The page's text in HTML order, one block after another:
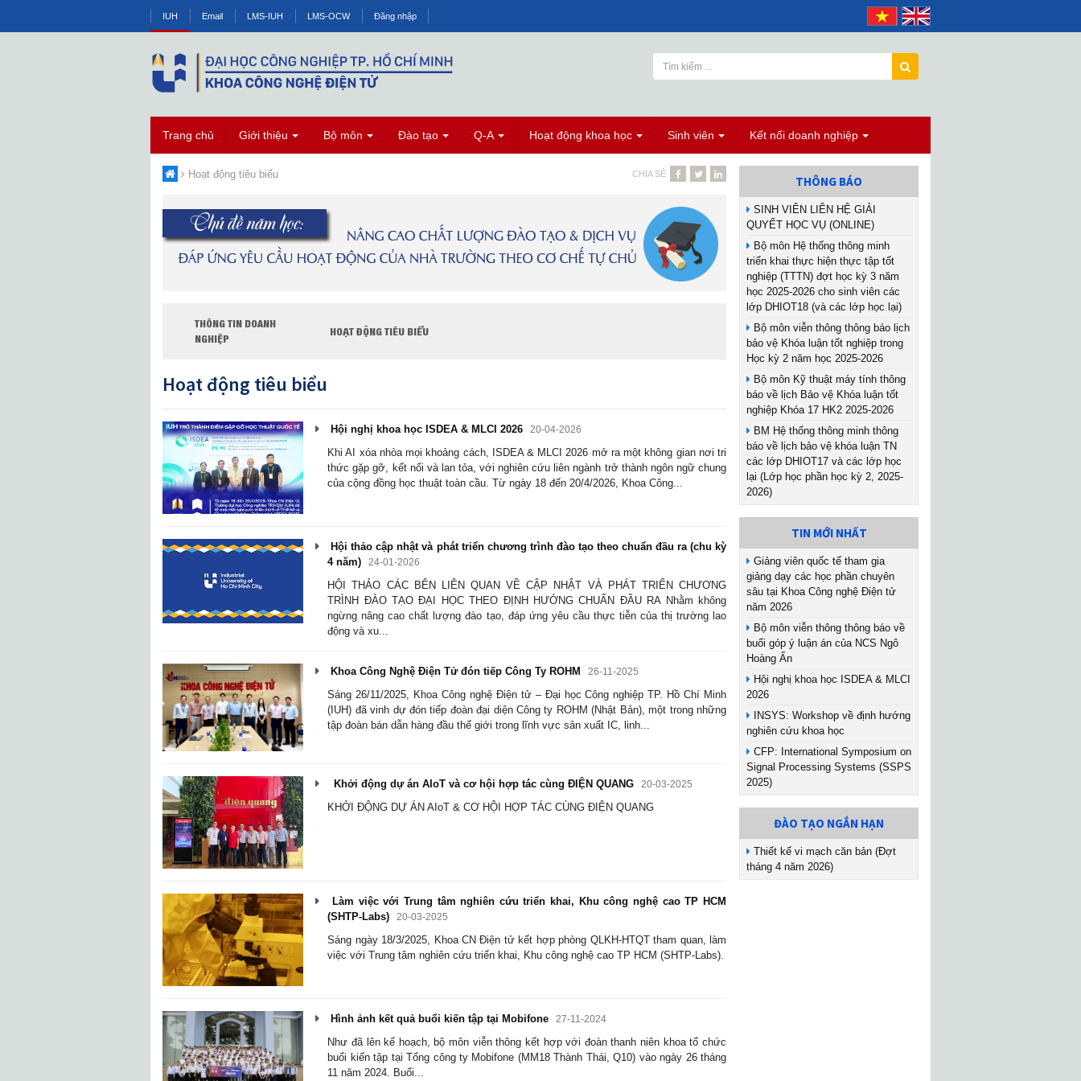
IUH Email LMS-IUH LMS-OCW Đăng nhập
Trang chủ Giới thiệu Bộ môn Đào tạo Q-A Hoạt động khoa học Sinh viên Kết nối doanh nghiệp
Hoạt động tiêu biểu CHIA SẺ
THÔNG TIN DOANH
NGHIỆP
HOẠT ĐỘNG TIÊU BIỂU
Hoạt động tiêu biểu
Hội nghị khoa học ISDEA & MLCI 2026 20-04-2026
Khi AI xóa nhòa mọi khoảng cách, ISDEA & MLCI 2026 mở ra một không gian nơi tri
thức gặp gỡ, kết nối và lan tỏa, với nghiên cứu liên ngành trở thành ngôn ngữ chung
của cộng đồng học thuật toàn cầu. Từ ngày 18 đến 20/4/2026, Khoa Công...
Hội thảo cập nhật và phát triển chương trình đào tạo theo chuẩn đầu ra (chu kỳ
4 năm)
24-01-2026
HỘI THẢO CÁC BÊN LIÊN QUAN VỀ CẬP NHẬT VÀ PHÁT TRIỂN CHƯƠNG
TRÌNH ĐÀO TẠO ĐẠI HỌC THEO ĐỊNH HƯỚNG CHUẨN ĐẦU RA Nhằm không
ngừng nâng cao chất lượng đào tạo, đáp ứng yêu cầu thực tiễn của thị trường lao
động và xu...
Khoa Công Nghệ Điện Tử đón tiếp Công Ty ROHM 26-11-2025
Sáng 26/11/2025, Khoa Công nghệ Điện tử – Đại học Công nghiệp TP. Hồ Chí Minh
(IUH) đã vinh dự đón tiếp đoàn đại diện Công ty ROHM (Nhật Bản), một trong những
tập đoàn bán dẫn hàng đầu thế giới trong lĩnh vực sản xuất IC, linh...
Khởi động dự án AIoT và cơ hội hợp tác cùng ĐIỆN QUANG 20-03-2025
KHỞI ĐỘNG DỰ ÁN AIoT & CƠ HỘI HỢP TÁC CÙNG ĐIỆN QUANG
Làm việc với Trung tâm nghiên cứu triển khai, Khu công nghệ cao TP HCM
(SHTP-Labs)
20-03-2025
Sáng ngày 18/3/2025, Khoa CN Điện tử kết hợp phòng QLKH-HTQT tham quan, làm
việc với Trung tâm nghiên cứu triển khai, Khu công nghệ cao TP HCM (SHTP-Labs).
Hình ảnh kết quả buổi kiến tập tại Mobifone 27-11-2024
Như đã lên kế hoạch, bộ môn viễn thông kết hợp với đoàn thanh niên khoa tổ chức
buổi kiến tập tại Tổng công ty Mobifone (MM18 Thành Thái, Q10) vào ngày 26 tháng
11 năm 2024. Buổi...
THÔNG BÁO
SINH VIÊN LIÊN HỆ GIẢI
QUYẾT HỌC VỤ (ONLINE)
Bộ môn Hệ thống thông minh
triển khai thực hiện thực tập tốt
nghiệp (TTTN) đợt học kỳ 3 năm
học 2025-2026 cho sinh viên các
lớp DHIOT18 (và các lớp học lại)
Bộ môn viễn thông thông báo lịch
bảo vệ Khóa luận tốt nghiệp trong
Học kỳ 2 năm học 2025-2026
Bộ môn Kỹ thuật máy tính thông
báo về lịch Bảo vệ Khóa luận tốt
nghiệp Khóa 17 HK2 2025-2026
BM Hệ thống thông minh thông
báo về lịch bảo vệ khóa luận TN
các lớp DHIOT17 và các lớp học
lại (Lớp học phần học kỳ 2, 2025-
2026)
TIN MỚI NHẤT
Giảng viên quốc tế tham gia
giảng dạy các học phần chuyên
sâu tại Khoa Công nghệ Điện tử
năm 2026
Bộ môn viễn thông thông báo về
buổi góp ý luận án của NCS Ngô
Hoàng Ấn
Hội nghị khoa học ISDEA & MLCI
2026
INSYS: Workshop về định hướng
nghiên cứu khoa học
CFP: International Symposium on
Signal Processing Systems (SSPS
2025)
ĐÀO TẠO NGẮN HẠN
Thiết kế vi mạch căn bản (Đợt
tháng 4 năm 2026)